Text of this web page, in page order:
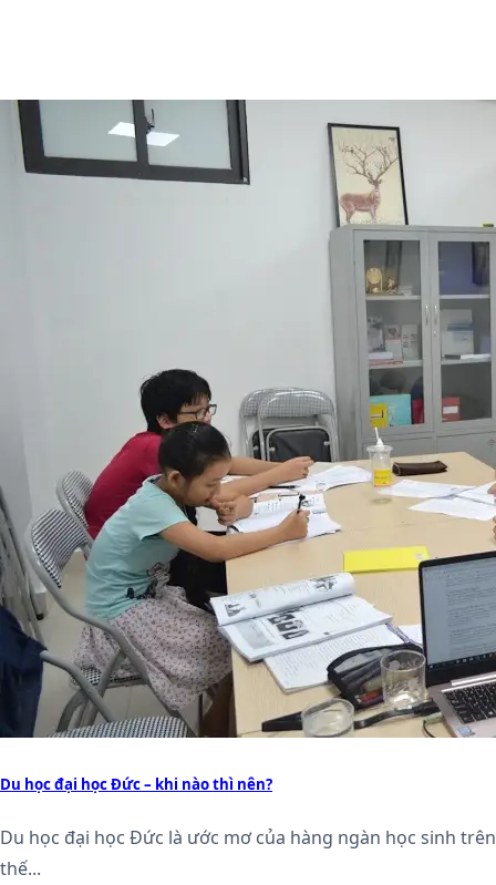
Du học đại học Đức – khi nào thì nên?
Du học đại học Đức là ước mơ của hàng ngàn học sinh trên
thế...